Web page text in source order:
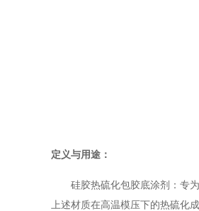
定义与用途：
硅胶热硫化包胶底涂剂：专
上述材质在高温模压下的热硫化